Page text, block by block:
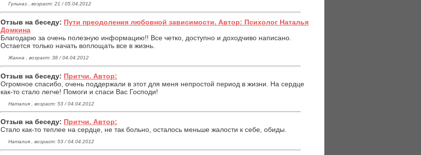
Гульназ , возраст: 21 / 05.04.2012
Отзыв на беседу: Пути преодоления любовной зависимости. Автор: Психолог Наталья
Домкина
Благодарю за очень полезную информацию!! Все четко, доступно и доходчиво написано.
Остается только начать воплощать все в жизнь.
Жанна , возраст: 38 / 04.04.2012
Отзыв на беседу: Притчи. Автор:
Огромное спасибо, очень поддержали в этот для меня непростой период в жизни. На сердце
как-то стало легче! Помоги и спаси Вас Господи!
Наталия , возраст: 53 / 04.04.2012
Отзыв на беседу: Притчи. Автор:
Стало как-то теплее на сердце, не так больно, осталось меньше жалости к себе, обиды.
Наталия , возраст: 53 / 04.04.2012